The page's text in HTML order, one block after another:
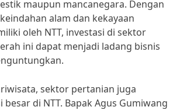
maupun mancanegara. Dengan
alam dan kekayaan
oleh NTT, investasi di sektor
ini dapat menjadi ladang bisnis
sektor pertanian juga
di NTT. Bapak Agus Gumiwang